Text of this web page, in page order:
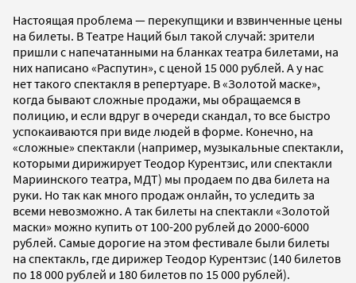
Настоящая проблема — перекупщики и взвинченные цены
на билеты. В Театре Наций был такой случай: зрители
пришли с напечатанными на бланках театра билетами, на
них написано «Распутин», с ценой 15 000 рублей. А у нас
нет такого спектакля в репертуаре. В «Золотой маске»,
когда бывают сложные продажи, мы обращаемся в
полицию, и если вдруг в очереди скандал, то все быстро
успокаиваются при виде людей в форме. Конечно, на
«сложные» спектакли (например, музыкальные спектакли,
которыми дирижирует Теодор Курентзис, или спектакли
Мариинского театра, МДТ) мы продаем по два билета на
руки. Но так как много продаж онлайн, то уследить за
всеми невозможно. А так билеты на спектакли «Золотой
маски» можно купить от 100-200 рублей до 2000-6000
рублей. Самые дорогие на этом фестивале были билеты
на спектакль, где дирижер Теодор Курентзис (140 билетов
по 18 000 рублей и 180 билетов по 15 000 рублей).